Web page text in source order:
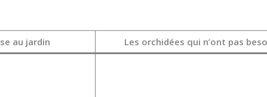
au jardin
Les orchidées qui n’ont pas